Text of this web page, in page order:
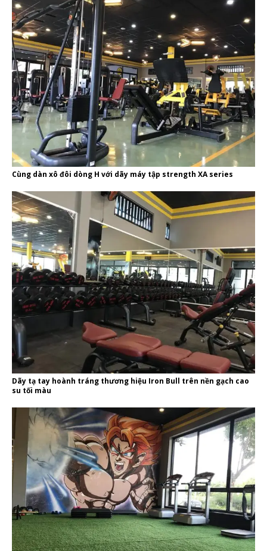
Cùng dàn xô đôi dòng H với dãy máy tập strength XA series
Dãy tạ tay hoành tráng thương hiệu Iron Bull trên nền gạch cao
su tối màu